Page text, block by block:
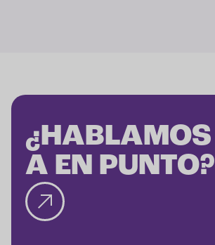
¿HABLAMOS
A EN PUNTO?